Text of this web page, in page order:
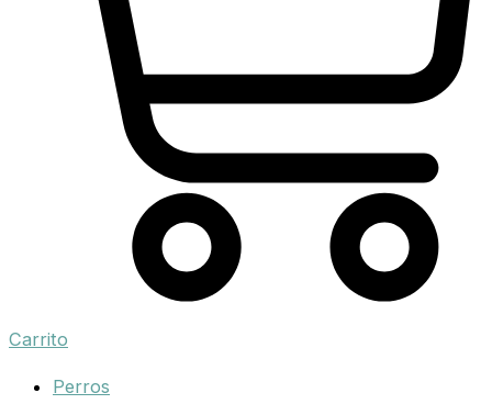
Carrito
Perros